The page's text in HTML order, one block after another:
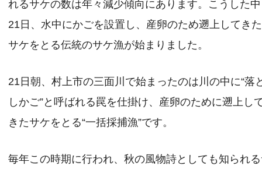
れるサケの数は年々減少傾向にあります。こうした中
21日、水中にかごを設置し、産卵のため遡上してきた
サケをとる伝統のサケ漁が始まりました。
21日朝、村上市の三面川で始まったのは川の中に“落
しかご”と呼ばれる罠を仕掛け、産卵のために遡上し
きたサケをとる“一括採捕漁”です。
毎年この時期に行われ、秋の風物詩としても知られ